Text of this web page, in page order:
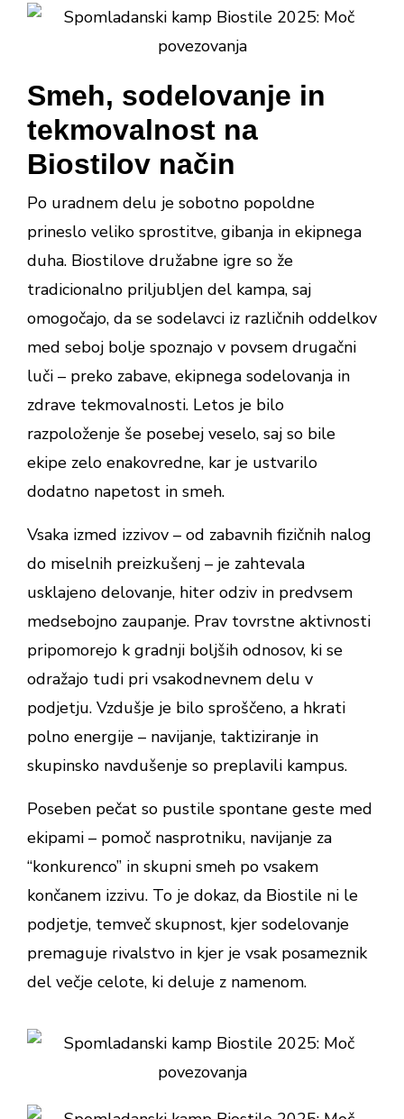
Smeh, sodelovanje in
tekmovalnost na
Biostilov način
Po uradnem delu je sobotno popoldne
prineslo veliko sprostitve, gibanja in ekipnega
duha. Biostilove družabne igre so že
tradicionalno priljubljen del kampa, saj
omogočajo, da se sodelavci iz različnih oddelkov
med seboj bolje spoznajo v povsem drugačni
luči – preko zabave, ekipnega sodelovanja in
zdrave tekmovalnosti. Letos je bilo
razpoloženje še posebej veselo, saj so bile
ekipe zelo enakovredne, kar je ustvarilo
dodatno napetost in smeh.
Vsaka izmed izzivov – od zabavnih fizičnih nalog
do miselnih preizkušenj – je zahtevala
usklajeno delovanje, hiter odziv in predvsem
medsebojno zaupanje. Prav tovrstne aktivnosti
pripomorejo k gradnji boljših odnosov, ki se
odražajo tudi pri vsakodnevnem delu v
podjetju. Vzdušje je bilo sproščeno, a hkrati
polno energije – navijanje, taktiziranje in
skupinsko navdušenje so preplavili kampus.
Poseben pečat so pustile spontane geste med
ekipami – pomoč nasprotniku, navijanje za
“konkurenco” in skupni smeh po vsakem
končanem izzivu. To je dokaz, da Biostile ni le
podjetje, temveč skupnost, kjer sodelovanje
premaguje rivalstvo in kjer je vsak posameznik
del večje celote, ki deluje z namenom.